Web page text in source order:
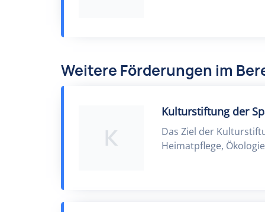
Weitere Förderungen im
K
Kulturstiftung der
Das Ziel der
Heimatpflege,